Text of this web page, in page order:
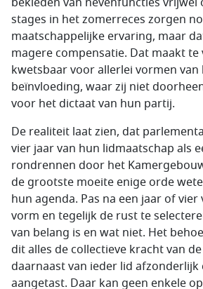
stages in het zomerreces zorgen
maatschappelijke ervaring, maar
magere compensatie. Dat maakt te
kwetsbaar voor allerlei vormen van
beïnvloeding, waar zij niet
voor het dictaat van hun partij.
De realiteit laat zien, dat
vier jaar van hun lidmaatschap als
rondrennen door het
de grootste moeite enige orde
hun agenda. Pas na een jaar of
vorm en tegelijk de rust te
van belang is en wat niet. Het
dit alles de collectieve kracht van
daarnaast van ieder lid
aangetast. Daar kan geen enkele